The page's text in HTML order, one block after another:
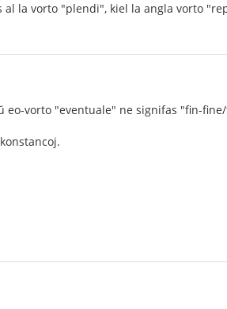
la vorto "plendi", kiel la angla vorto
eo-vorto "eventuale" ne signifas "fin-